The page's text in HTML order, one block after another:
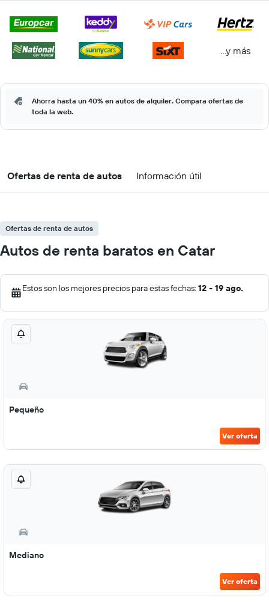
...y más
Ahorra hasta un 40% en autos de alquiler. Compara ofertas de
toda la web.
Ofertas de renta de autos Información útil
Ofertas de renta de autos
Autos de renta baratos en Catar
Estos son los mejores precios para estas fechas: 12 - 19 ago.
Pequeño
Ver oferta
Mediano
Ver oferta